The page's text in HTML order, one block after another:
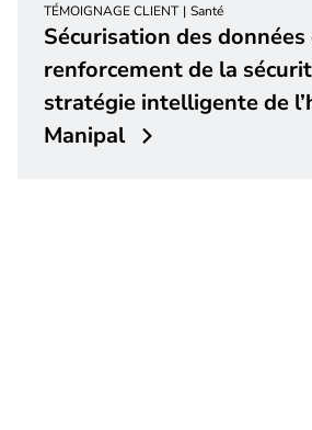
TÉMOIGNAGE CLIENT Santé
Sécurisation des données
renforcement de la
stratégie intelligente de
Manipal